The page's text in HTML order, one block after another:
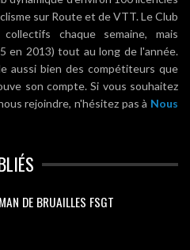
sur Route et de VTT. Le Club
chaque semaine, mais
en 2013) tout au long de l'année.
aussi bien des compétiteurs que
son compte. Si vous souhaitez
rejoindre, n'hésitez pas à Nous
DE BRUAILLES FSGT